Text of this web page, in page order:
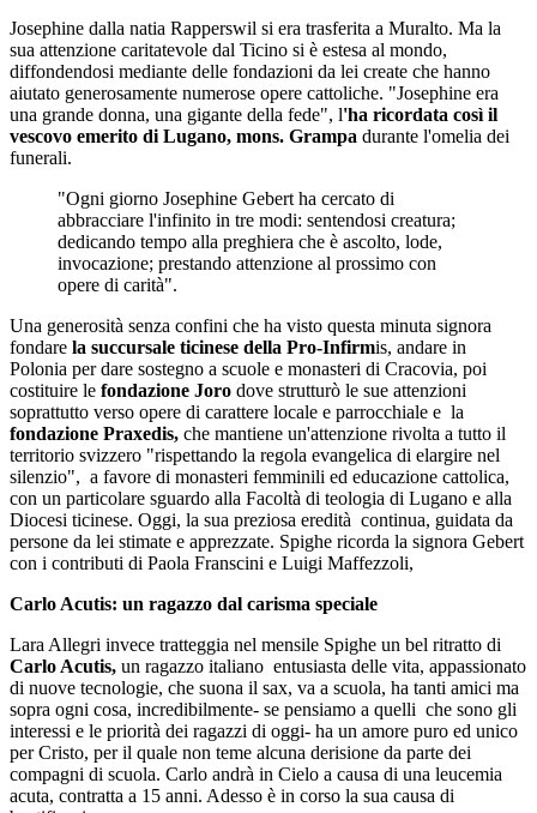
Josephine dalla natia Rapperswil si era trasferita a Muralto. Ma la
sua attenzione caritatevole dal Ticino si è estesa al mondo,
diffondendosi mediante delle fondazioni da lei create che hanno
aiutato generosamente numerose opere cattoliche. "Josephine era
una grande donna, una gigante della fede", l'ha ricordata così il
vescovo emerito di Lugano, mons. Grampa durante l'omelia dei
funerali.
"Ogni giorno Josephine Gebert ha cercato di
abbracciare l'infinito in tre modi: sentendosi creatura;
dedicando tempo alla preghiera che è ascolto, lode,
invocazione; prestando attenzione al prossimo con
opere di carità".
Una generosità senza confini che ha visto questa minuta signora
fondare la succursale ticinese della Pro-Infirmis, andare in
Polonia per dare sostegno a scuole e monasteri di Cracovia, poi
costituire le fondazione Joro dove strutturò le sue attenzioni
soprattutto verso opere di carattere locale e parrocchiale e la
fondazione Praxedis, che mantiene un'attenzione rivolta a tutto il
territorio svizzero "rispettando la regola evangelica di elargire nel
silenzio", a favore di monasteri femminili ed educazione cattolica,
con un particolare sguardo alla Facoltà di teologia di Lugano e alla
Diocesi ticinese. Oggi, la sua preziosa eredità continua, guidata da
persone da lei stimate e apprezzate. Spighe ricorda la signora Gebert
con i contributi di Paola Franscini e Luigi Maffezzoli,
Carlo Acutis: un ragazzo dal carisma speciale
Lara Allegri invece tratteggia nel mensile Spighe un bel ritratto di
Carlo Acutis, un ragazzo italiano entusiasta delle vita, appassionato
di nuove tecnologie, che suona il sax, va a scuola, ha tanti amici ma
sopra ogni cosa, incredibilmente- se pensiamo a quelli che sono gli
interessi e le priorità dei ragazzi di oggi- ha un amore puro ed unico
per Cristo, per il quale non teme alcuna derisione da parte dei
compagni di scuola. Carlo andrà in Cielo a causa di una leucemia
acuta, contratta a 15 anni. Adesso è in corso la sua causa di